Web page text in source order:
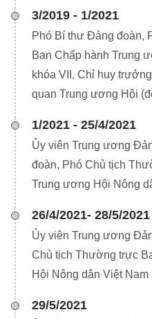
3/2019 - 1/2021
Phó Bí thư Đảng đoàn,
Ban Chấp hành Trung
khóa VII, Chỉ huy
quan Trung ương Hội
1/2021 - 25/4/2021
Ủy viên Trung ương
đoàn, Phó Chủ tịch
Trung ương Hội Nông
26/4/2021- 28/5/2021
Ủy viên Trung ương
Chủ tịch Thường trực
Hội Nông dân Việt Nam
29/5/2021